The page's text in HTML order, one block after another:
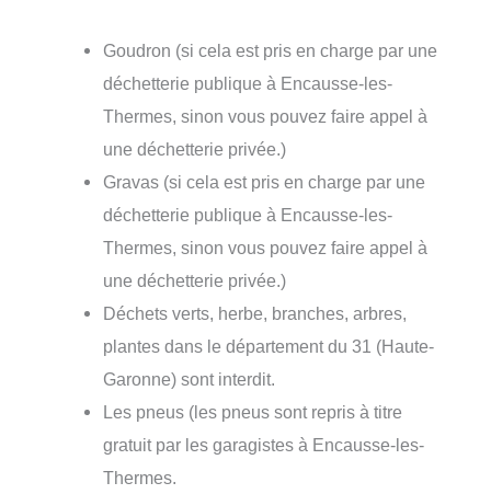
Goudron (si cela est pris en charge par une
déchetterie publique à Encausse-les-
Thermes, sinon vous pouvez faire appel à
une déchetterie privée.)
Gravas (si cela est pris en charge par une
déchetterie publique à Encausse-les-
Thermes, sinon vous pouvez faire appel à
une déchetterie privée.)
Déchets verts, herbe, branches, arbres,
plantes dans le département du 31 (Haute-
Garonne) sont interdit.
Les pneus (les pneus sont repris à titre
gratuit par les garagistes à Encausse-les-
Thermes.